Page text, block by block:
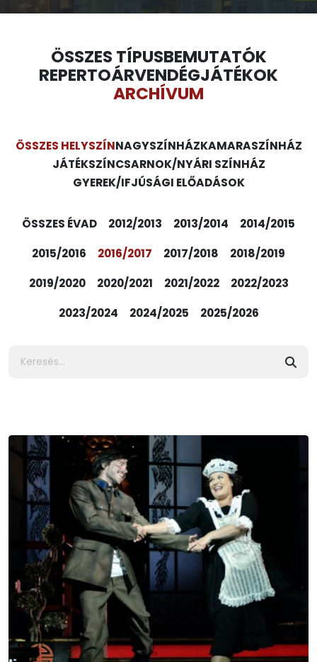
ÖSSZES TÍPUSBEMUTATÓK
REPERTOÁRVENDÉGJÁTÉKOK
ARCHÍVUM
ÖSSZES HELYSZÍNNAGYSZÍNHÁZKAMARASZÍNHÁZ
JÁTÉKSZÍNCSARNOK/NYÁRI SZÍNHÁZ
GYEREK/IFJÚSÁGI ELŐADÁSOK
ÖSSZES ÉVAD 2012/2013 2013/2014
2014/2015
2015/2016
2016/2017 2017/2018
2018/2019
2019/2020
2020/2021 2021/2022
2022/2023
2023/2024
2024/2025 2025/2026